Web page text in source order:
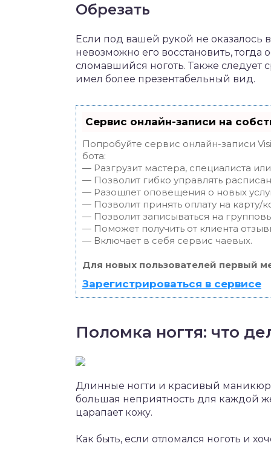
Обрезать
Если под вашей рукой не оказалось
невозможно его восстановить, тогда
сломавшийся ноготь. Также следует
имел более презентабельный вид.
Сервис онлайн-записи на
Попробуйте сервис онлайн-записи
бота:
— Разгрузит мастера, специалиста
— Позволит гибко управлять
— Разошлет оповещения о новых
— Позволит принять оплату на карту/
— Позволит записываться на
— Поможет получить от клиента
— Включает в себя сервис чаевых.
Для новых пользователей первый
Зарегистрироваться в сервисе
Поломка ногтя: что
Длинные ногти и красивый маникюр
большая неприятность для каждой
царапает кожу.
Как быть, если отломался ноготь и